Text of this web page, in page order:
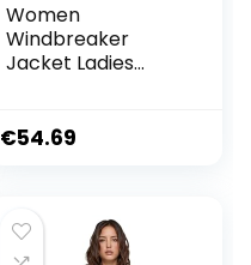
Women
Windbreaker
Jacket Ladies
Double Faced Long
Jacket
€54.69